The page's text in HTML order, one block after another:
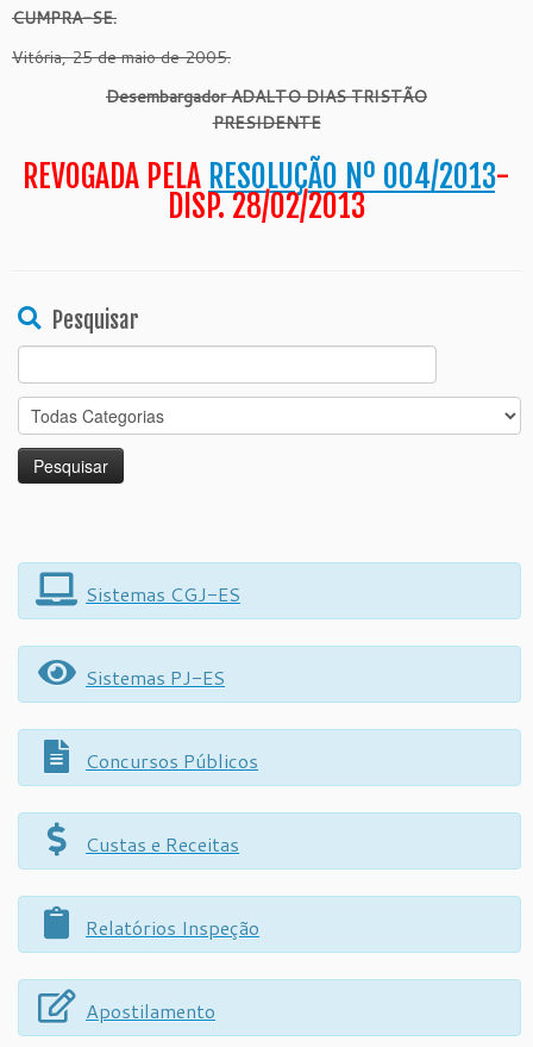
CUMPRA-SE.
Vitória, 25 de maio de 2005.
Desembargador ADALTO DIAS TRISTÃO
PRESIDENTE
REVOGADA PELA RESOLUÇÃO Nº 004/2013-
DISP. 28/02/2013
Pesquisar
Search
for:
Sistemas CGJ-ES
Sistemas PJ-ES
Concursos Públicos
Custas e Receitas
Relatórios Inspeção
Apostilamento